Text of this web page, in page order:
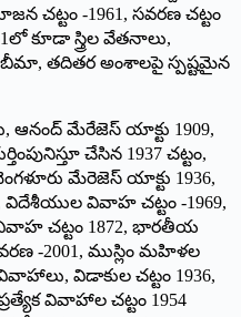
చట్టం -1961, సవరణ చట్టం
కూడా స్త్రిల వేతనాలు,
బీమా, తదితర అంశాలపై స్పష్టమైన
ఆనంద్‌ మేరేజెస్‌ యాక్టు 1909,
చేసిన 1937 చట్టం,
మేరెజెస్‌ యాక్టు 1936,
విదేశీయుల వివాహ చట్టం -1969,
వివాహ చట్టం 1872, భారతీయ
-2001, ముస్లిం మహిళల
విడాకుల చట్టం 1936,
వివాహాల చట్టం 1954